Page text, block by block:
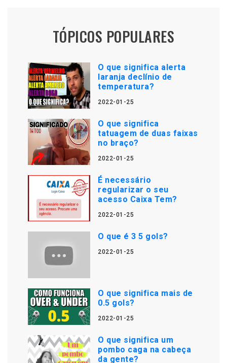
TÓPICOS POPULARES
O que significa alerta
laranja declínio de
temperatura?
2022-01-25
O que significa
tatuagem de duas faixas
no braço?
2022-01-25
É necessário
regularizar o seu
acesso Caixa Tem?
2022-01-25
O que é 3 5 gols?
2022-01-25
O que significa mais de
0.5 gols?
2022-01-25
O que significa um
pombo caga na cabeça
da gente?